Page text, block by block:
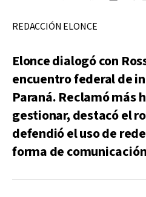
REDACCIÓN ELONCE
Elonce dialogó con
encuentro federal de
Paraná. Reclamó más
gestionar, destacó el
defendió el uso de
forma de